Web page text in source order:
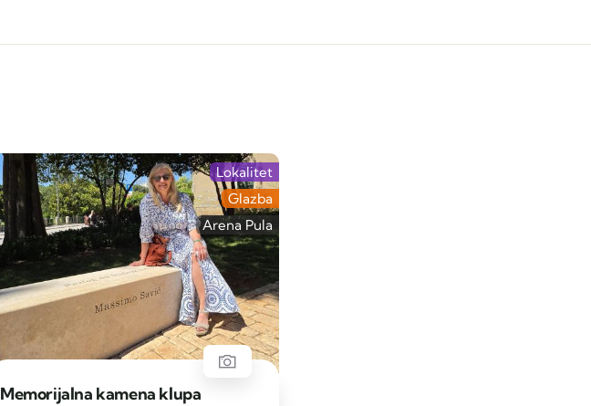
Memorijalna kamena klupa
Lokalitet
Glazba
Arena Pula